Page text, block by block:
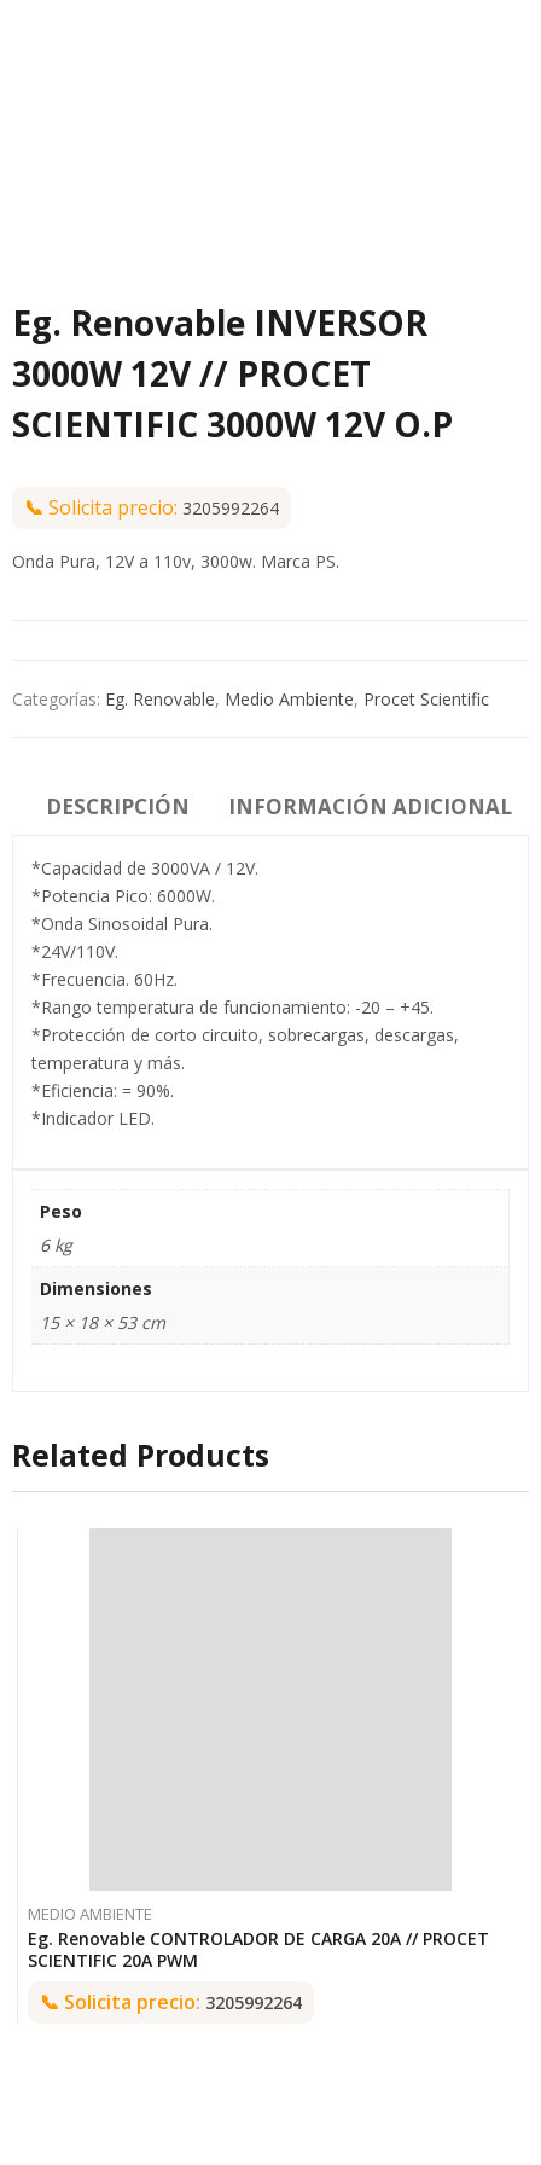
Eg. Renovable INVERSOR
3000W 12V // PROCET
SCIENTIFIC 3000W 12V O.P
📞 Solicita precio: 3205992264
Onda Pura, 12V a 110v, 3000w. Marca PS.
Categorías: Eg. Renovable, Medio Ambiente, Procet Scientific
DESCRIPCIÓN INFORMACIÓN ADICIONAL
*Capacidad de 3000VA / 12V.
*Potencia Pico: 6000W.
*Onda Sinosoidal Pura.
*24V/110V.
*Frecuencia. 60Hz.
*Rango temperatura de funcionamiento: -20 – +45.
*Protección de corto circuito, sobrecargas, descargas,
temperatura y más.
*Eficiencia: = 90%.
*Indicador LED.
Peso
6 kg
Dimensiones
15 × 18 × 53 cm
Related Products
MEDIO AMBIENTE
Eg. Renovable CONTROLADOR DE CARGA 20A // PROCET
SCIENTIFIC 20A PWM
📞 Solicita precio: 3205992264